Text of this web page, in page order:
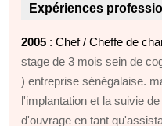
Expériences
2005 : Chef / Cheffe de
stage de 3 mois sein de
) entreprise sénégalaise.
l'implantation et la suivie
d'ouvrage en tant